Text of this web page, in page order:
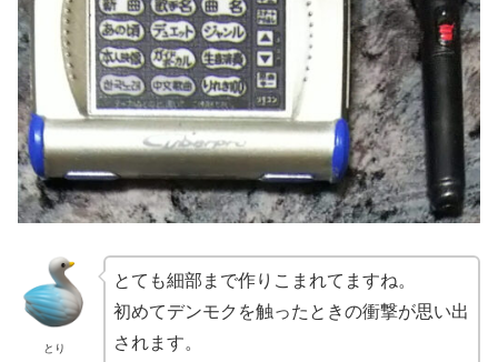
とり
とても細部まで作りこまれてますね。
初めてデンモクを触ったときの衝撃が思い出
されます。